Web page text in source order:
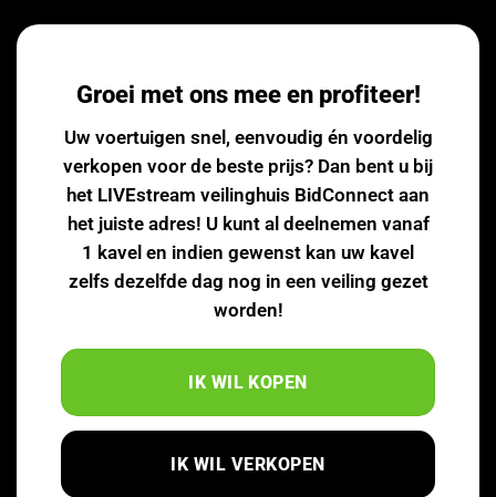
Groei met ons mee en profiteer!
Uw voertuigen snel, eenvoudig én voordelig
verkopen voor de beste prijs? Dan bent u bij
het LIVEstream veilinghuis BidConnect aan
het juiste adres! U kunt al deelnemen vanaf
1 kavel en indien gewenst kan uw kavel
zelfs dezelfde dag nog in een veiling gezet
worden!
IK WIL KOPEN
IK WIL VERKOPEN